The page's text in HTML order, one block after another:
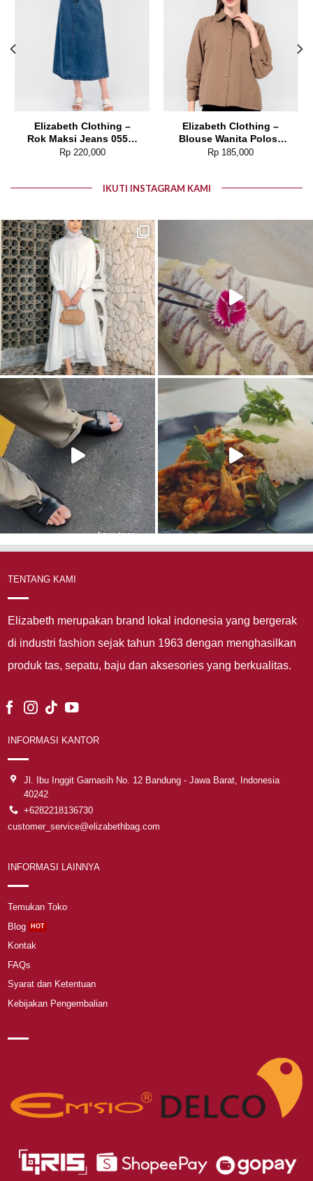
Add to wishlist
Elizabeth Clothing –
Rok Maksi Jeans 0559-
2680
Rp220,000
Add to wishlist
Elizabeth Clothing –
Blouse Wanita Polos |
Lengan Panjang 0595-
Rp 185,000
IKUTI INSTAGRAM KAMI
TENTANG KAMI
Elizabeth merupakan brand lokal indonesia yang bergerak
di industri fashion sejak tahun 1963 dengan menghasilkan
produk tas, sepatu, baju dan aksesories yang berkualitas.
INFORMASI KANTOR
Jl. Ibu Inggit Garnasih No. 12 Bandung - Jawa Barat, Indonesia
40242
+6282218136730
customer_service@elizabethbag.com
INFORMASI LAINNYA
Temukan Toko
Blog
Kontak
FAQs
Syarat dan Ketentuan
Kebijakan Pengembalian